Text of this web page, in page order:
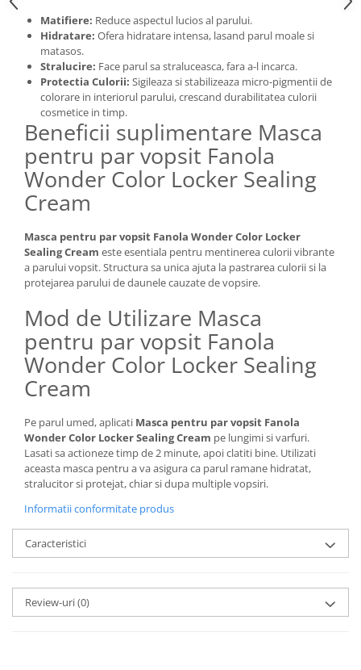
Matifiere: Reduce aspectul lucios al parului.
Hidratare: Ofera hidratare intensa, lasand parul moale si
matasos.
Stralucire: Face parul sa straluceasca, fara a-l incarca.
Protectia Culorii: Sigileaza si stabilizeaza micro-pigmentii de
colorare in interiorul parului, crescand durabilitatea culorii
cosmetice in timp.
Beneficii suplimentare Masca
pentru par vopsit Fanola
Wonder Color Locker Sealing
Cream
Masca pentru par vopsit Fanola Wonder Color Locker
Sealing Cream este esentiala pentru mentinerea culorii vibrante
a parului vopsit. Structura sa unica ajuta la pastrarea culorii si la
protejarea parului de daunele cauzate de vopsire.
Mod de Utilizare Masca
pentru par vopsit Fanola
Wonder Color Locker Sealing
Cream
Pe parul umed, aplicati Masca pentru par vopsit Fanola
Wonder Color Locker Sealing Cream pe lungimi si varfuri.
Lasati sa actioneze timp de 2 minute, apoi clatiti bine. Utilizati
aceasta masca pentru a va asigura ca parul ramane hidratat,
stralucitor si protejat, chiar si dupa multiple vopsiri.
Informatii conformitate produs
Caracteristici
Review-uri(0)